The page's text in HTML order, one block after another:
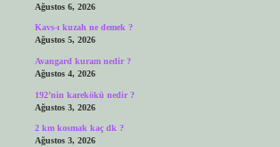
Ağustos 6, 2026
Kavs-ı kuzah ne demek ?
Ağustos 5, 2026
Avangard kuram nedir ?
Ağustos 4, 2026
192’nin karekökü nedir ?
Ağustos 3, 2026
2 km kosmak kaç dk ?
Ağustos 3, 2026